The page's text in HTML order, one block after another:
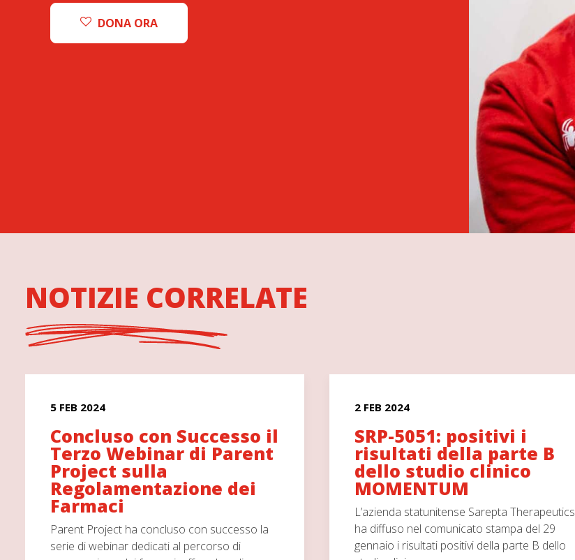
DONA ORA
NOTIZIE CORRELATE
5 FEB 2024
Concluso con Successo il
Terzo Webinar di Parent
Project sulla
Regolamentazione dei
Farmaci
Parent Project ha concluso con successo la
serie di webinar dedicati al percorso di
2 FEB 2024
SRP-5051: positivi i
risultati della parte B
dello studio clinico
MOMENTUM
L’azienda statunitense Sarepta Therapeutics
ha diffuso nel comunicato stampa del 29
gennaio i risultati positivi della parte B dello